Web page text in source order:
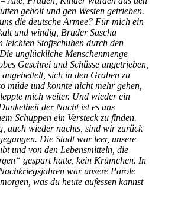
geholt und gen Westen getrieben.
die deutsche Armee? Für mich ein
und windig, Bruder Sascha
leichten Stoffschuhen durch den
unglückliche Menschenmenge
Geschrei und Schüsse angetrieben,
sich in den Graben zu
müde und konnte nicht mehr gehen,
mich weiter. Und wieder ein
der Nacht ist es uns
Schuppen ein Versteck zu finden.
auch wieder nachts, sind wir zurück
Die Stadt war leer, unsere
und von den Lebensmitteln, die
gespart hatte, kein Krümchen. In
war unsere Parole
was du heute aufessen kannst